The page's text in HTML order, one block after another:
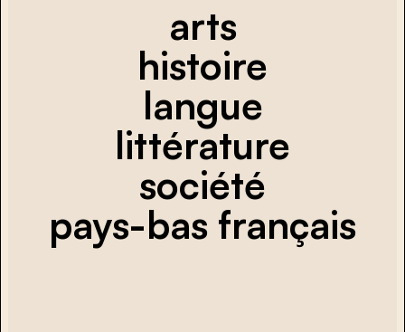
arts
histoire
langue
littérature
société
pays-bas français